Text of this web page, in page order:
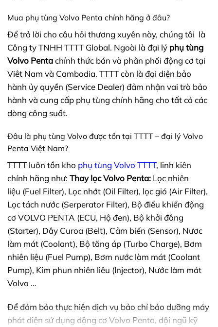
Mua phụ tùng Volvo Penta chính hãng ở đâu?
Để trả lời cho câu hỏi thương xuyên này, chúng tôi là
Công ty TNHH TTTT Global. Ngoài là đại lý phụ tùng
Volvo Pentachính thức bán và phân phối động cơ tại
Viêt Nam và Cambodia. TTTT còn là đại diện bảo
hành ủy quyền (Service Dealer) đảm nhận vai trò bảo
hành và cung cấp phụ tùng chính hãng cho tất cả các
dòng công suất.
Đâu là phụ tùng Volvo được tồn tại TTTT – đại lý Volvo
Penta Việt Nam?
TTTT luôn tồn kho phụ tùng Volvo TTTT, linh kiên
chính hãng như: Thay lọc Volvo Penta: Lọc nhiên
liệu (Fuel Filter), Lọc nhớt (Oil Filter), lọc gió (Air Filter),
Lọc tách nước (Serperator Filter), Bộ điều khiển động
cơ VOLVO PENTA (ECU, Hộ đen), Bộ khởi đông
(Starter), Dây Curoa (Belt), Cảm biến (Sensor), Nươc
làm mát (Coolant), Bộ tăng áp (Turbo Charge), Bơm
nhiên liệu (Fuel Pump), Bơm nước làm mát (Coolant
Pump), Kim phun nhiên liêu (Injector), Nước làm mát
Volvo …
Để đảm bảo thực hiện dịch vụ bảo chỉ bảo dưỡng máy
phát điện sử dụng động cơ Volvo Penta, đội ngũ kỹ